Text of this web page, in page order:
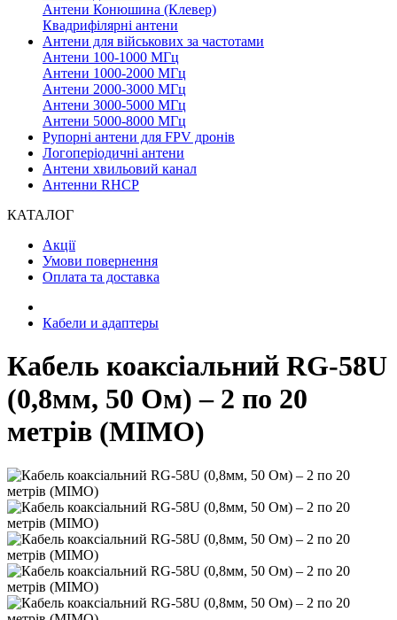
Антени Конюшина (Клевер)
Квадрифілярні антени
Антени для військових за частотами
Антени 100-1000 МГц
Антени 1000-2000 МГц
Антени 2000-3000 МГц
Антени 3000-5000 МГц
Антени 5000-8000 МГц
Рупорні антени для FPV дронів
Логоперіодичні антени
Антени хвильовий канал
Антенни RHCP
КАТАЛОГ
Акції
Умови повернення
Оплата та доставка
Кабели и адаптеры
Кабель коаксіальний RG-58U
(0,8мм, 50 Ом) – 2 по 20
метрів (MIMO)